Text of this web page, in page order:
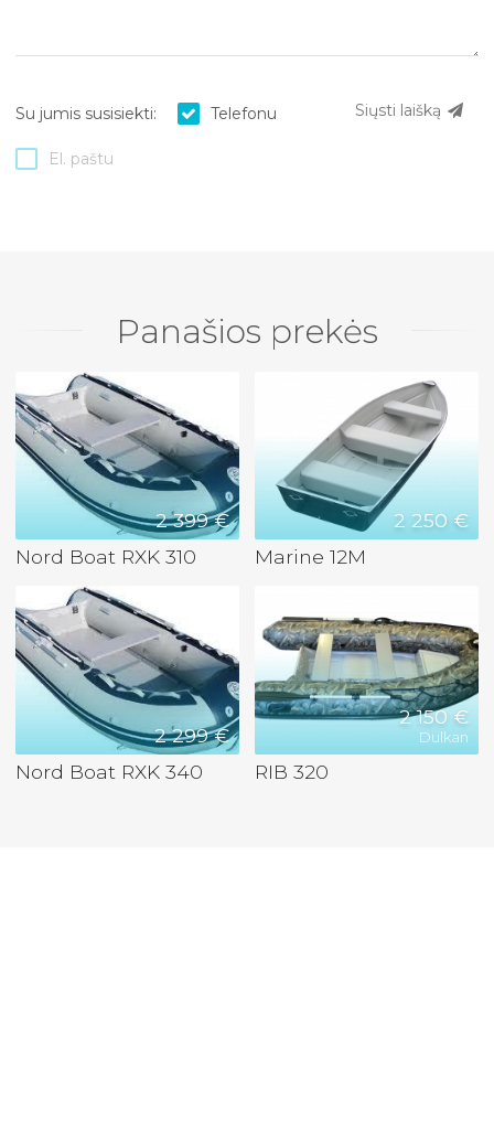
Siųsti laišką
Su jumis susisiekti: Telefonu
El. paštu
Panašios prekės
2 399 €
Nord Boat RXK 310
2 250 €
Marine 12M
2 299 €
Nord Boat RXK 340
2 150 €
Dulkan
RIB 320